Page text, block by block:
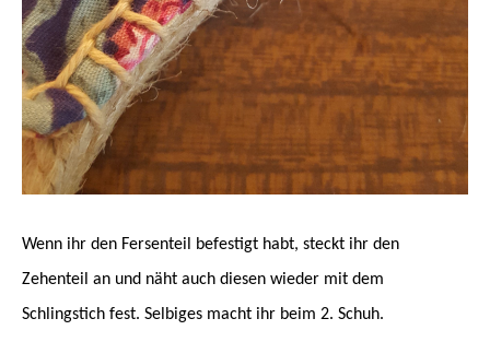
Wenn ihr den Fersenteil befestigt habt, steckt ihr den
Zehenteil an und näht auch diesen wieder mit dem
Schlingstich fest. Selbiges macht ihr beim 2. Schuh.